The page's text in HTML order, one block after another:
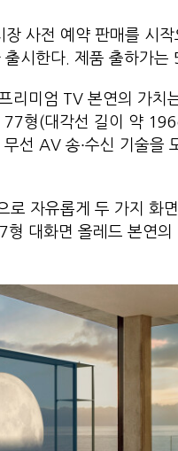
장 사전 예약 판매를 시
시한다. 제품 출하가는
리미엄 TV 본연의 가치
77형(대각선 길이 약
선 AV 송∙수신 기술을
로 자유롭게 두 가지 화
형 대화면 올레드 본연